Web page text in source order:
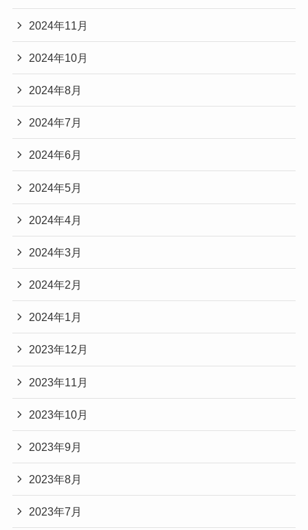
2024年11月
2024年10月
2024年8月
2024年7月
2024年6月
2024年5月
2024年4月
2024年3月
2024年2月
2024年1月
2023年12月
2023年11月
2023年10月
2023年9月
2023年8月
2023年7月